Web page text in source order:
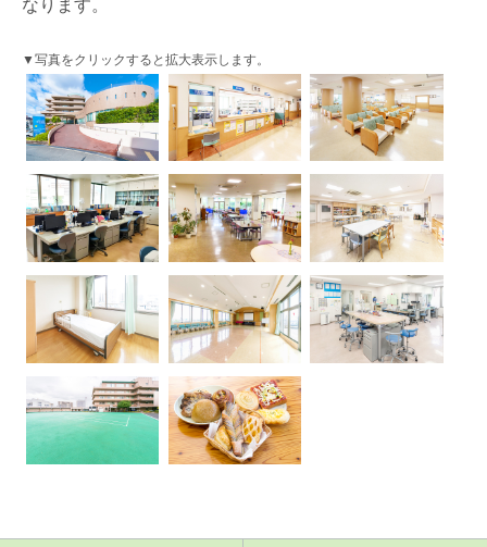
なります。
▼写真をクリックすると拡大表示します。